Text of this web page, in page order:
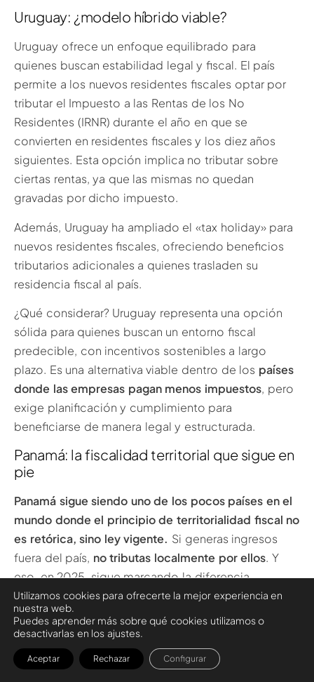
Uruguay: ¿modelo híbrido viable?
Uruguay ofrece un enfoque equilibrado para
quienes buscan estabilidad legal y fiscal. El país
permite a los nuevos residentes fiscales optar por
tributar el Impuesto a las Rentas de los No
Residentes (IRNR) durante el año en que se
convierten en residentes fiscales y los diez años
siguientes. Esta opción implica no tributar sobre
ciertas rentas, ya que las mismas no quedan
gravadas por dicho impuesto.
Además, Uruguay ha ampliado el «tax holiday» para
nuevos residentes fiscales, ofreciendo beneficios
tributarios adicionales a quienes trasladen su
residencia fiscal al país.
¿Qué considerar? Uruguay representa una opción
sólida para quienes buscan un entorno fiscal
predecible, con incentivos sostenibles a largo
plazo. Es una alternativa viable dentro de los países
donde las empresas pagan menos impuestos, pero
exige planificación y cumplimiento para
beneficiarse de manera legal y estructurada.
Panamá: la fiscalidad territorial que sigue en
pie
Panamá sigue siendo uno de los pocos países en el
mundo donde el principio de territorialidad fiscal no
es retórica, sino ley vigente. Si generas ingresos
fuera del país, no tributas localmente por ellos. Y
eso, en 2025, sigue marcando la diferencia.
En los últimos años, Panamá ha implementado
reformas clave: adoptó el estándar CRS, colabora
con el intercambio automático de información y
actualizó su marco legal para alinearse con los
Utilizamos cookies para ofrecerte la mejor experiencia en
nuestra web.
Puedes aprender más sobre qué cookies utilizamos o
desactivarlas en los ajustes.
Aceptar Rechazar Configurar